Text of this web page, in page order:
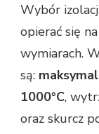
Wybór
opierać się
wymiarach.
są:
1000°C,
oraz skurcz